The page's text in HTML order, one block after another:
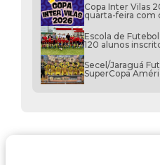
Copa Inter Vilas
quarta-feira com
Escola de
120 alunos
Secel/Jaraguá
SuperCopa